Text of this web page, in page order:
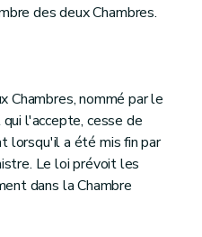
des deux Chambres.
Chambres, nommé par le
l'accepte, cesse de
lorsqu'il a été mis fin par
Le loi prévoit les
dans la Chambre